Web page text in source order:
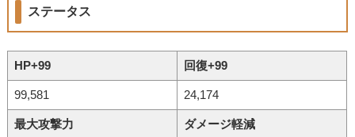
ステータス
HP+99 回復+99
99,581 24,174
最大攻撃力 ダメージ軽減